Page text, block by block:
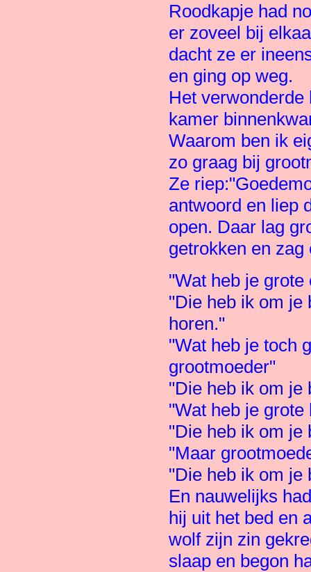
Roodkapje had
er zoveel bij
dacht ze er
en ging op weg.
Het verwonderde
kamer
Waarom ben ik
zo graag bij
Ze
antwoord en liep
open. Daar lag
getrokken en
"Wat heb je
"Die heb ik om je
horen."
"Wat heb je toch
grootmoeder"
"Die heb ik om je
"Wat heb je
"Die heb ik om je
"Maar
"Die heb ik om je
En nauwelijks
hij uit het bed en
wolf zijn zin
slaap en begon